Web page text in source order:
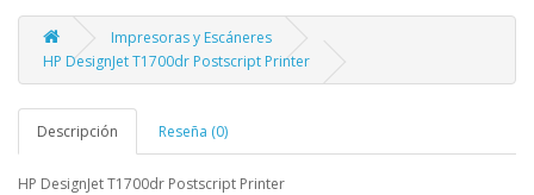
Impresoras y Escáneres
HP DesignJet T1700dr Postscript Printer
Descripción Reseña (0)
HP DesignJet T1700dr Postscript Printer